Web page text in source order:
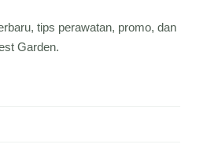
tips perawatan, promo, dan
Garden.